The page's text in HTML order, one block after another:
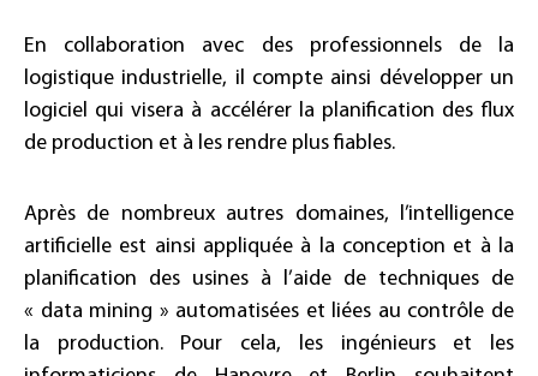
En collaboration avec des professionnels de la
logistique industrielle, il compte ainsi développer un
logiciel qui visera à accélérer la planification des flux
de production et à les rendre plus fiables.
Après de nombreux autres domaines, l’intelligence
artificielle est ainsi appliquée à la conception et à la
planification des usines à l’aide de techniques de
« data mining » automatisées et liées au contrôle de
la production. Pour cela, les ingénieurs et les